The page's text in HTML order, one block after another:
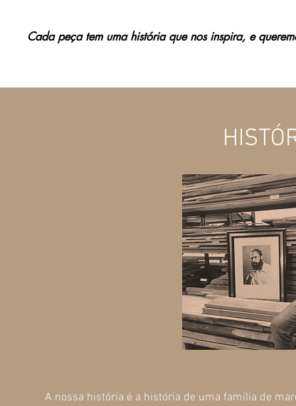
Cada peça tem uma história que nos inspira, e
A nossa história é a história de uma família de